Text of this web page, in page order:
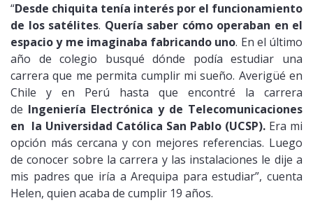
“Desde chiquita tenía interés por el funcionamiento
de los satélites. Quería saber cómo operaban en el
espacio y me imaginaba fabricando uno. En el último
año de colegio busqué dónde podía estudiar una
carrera que me permita cumplir mi sueño. Averigüé en
Chile y en Perú hasta que encontré la carrera
de Ingeniería Electrónica y de Telecomunicaciones
en la Universidad Católica San Pablo (UCSP). Era mi
opción más cercana y con mejores referencias. Luego
de conocer sobre la carrera y las instalaciones le dije a
mis padres que iría a Arequipa para estudiar”, cuenta
Helen, quien acaba de cumplir 19 años.